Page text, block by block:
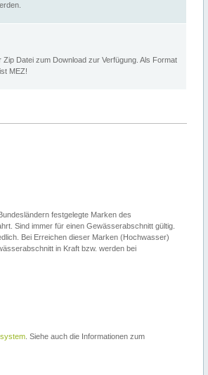
Datei zum Download zur Verfügung. Als Format
MEZ!
festgelegte Marken des
Sind immer für einen Gewässerabschnitt gültig.
Bei Erreichen dieser Marken (Hochwasser)
in Kraft bzw. werden bei
. Siehe auch die Informationen zum